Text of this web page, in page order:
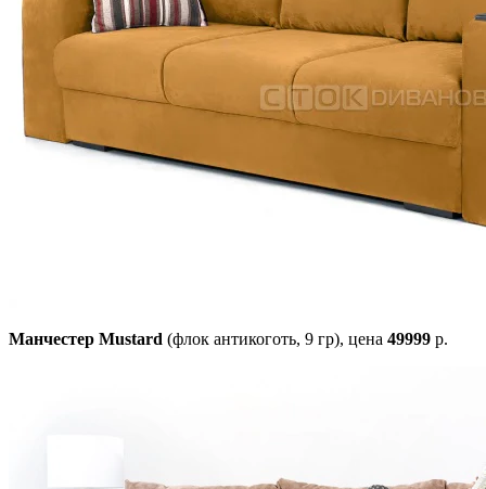
Манчестер Mustard (флок антикоготь, 9 гр), цена 49999 р.